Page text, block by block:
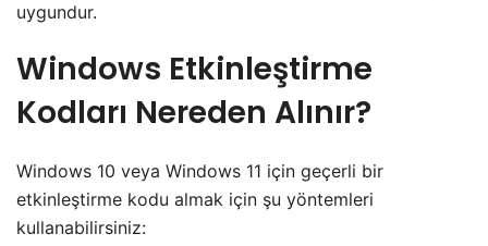
uygundur.
Windows Etkinleştirme
Kodları Nereden Alınır?
Windows 10 veya Windows 11 için geçerli bir
etkinleştirme kodu almak için şu yöntemleri
kullanabilirsiniz: